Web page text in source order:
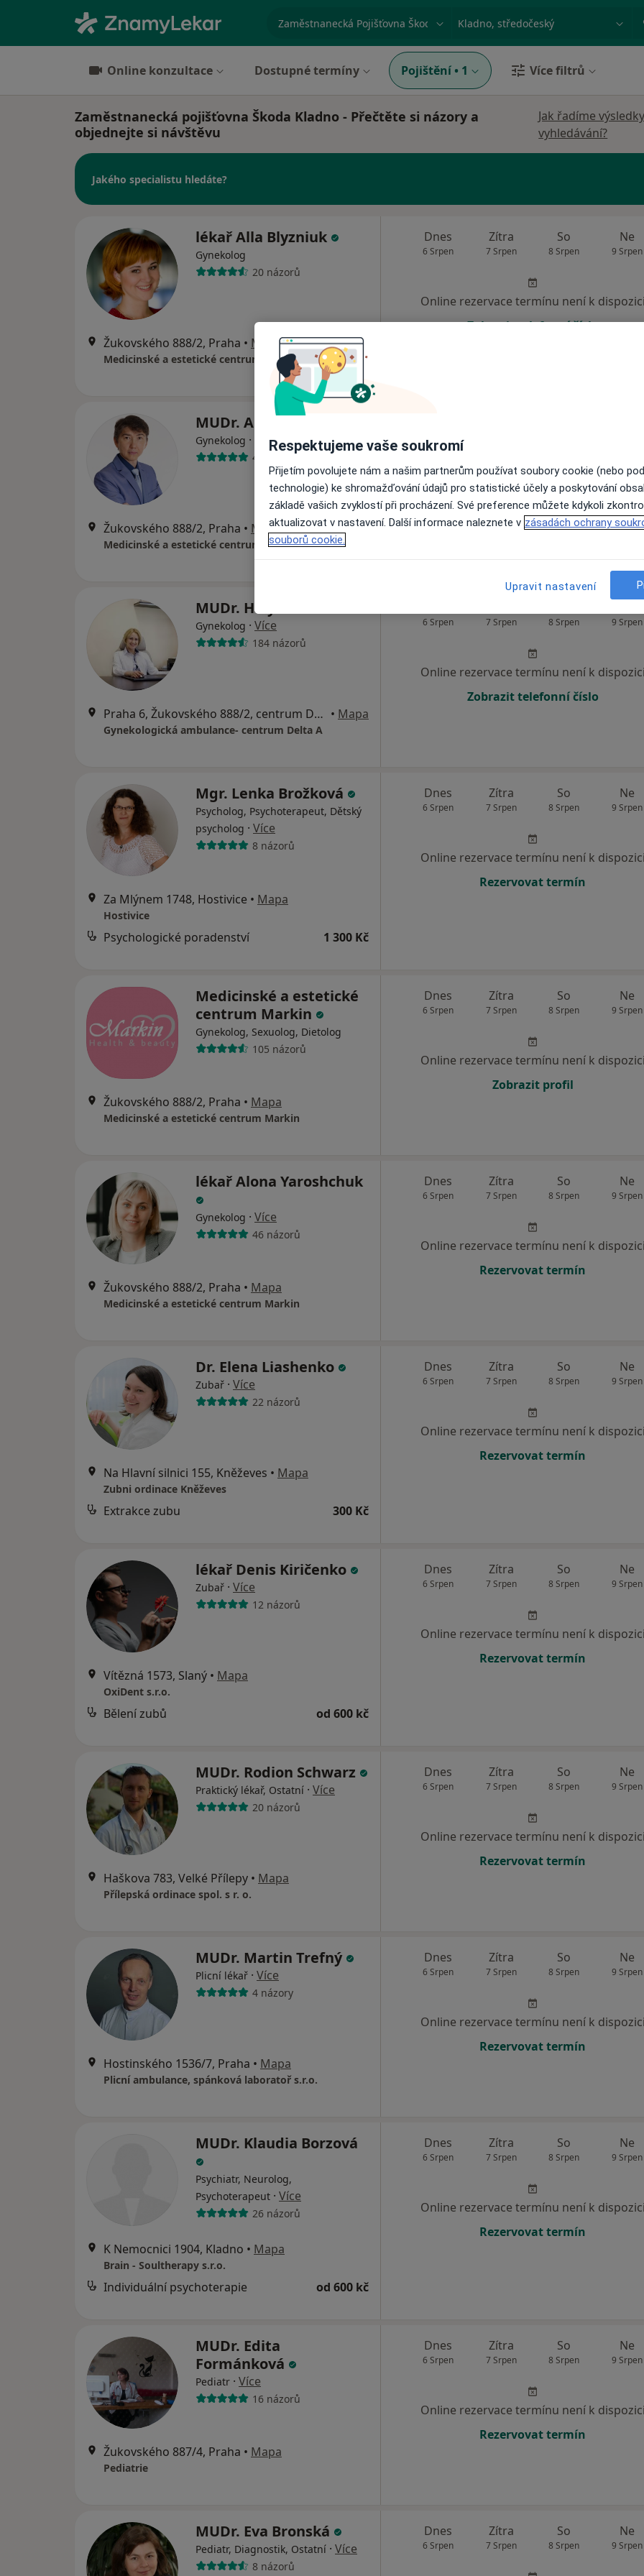
specializace, nemoc nebo příjmení Město nebo region
Online konzultace Dostupné termíny Pojištění • 1 Více filtrů
Zaměstnanecká pojišťovna Škoda Kladno - Přečtěte si názory a
objednejte si návštěvu
Jak řadíme výsledky
vyhledávání?
Jakého specialistu hledáte?
lékař Alla Blyzniuk
Gynekolog
20 názorů
Žukovského 888/2, Praha • Mapa
Medicinské a estetické centrum Markin
Dnes
6 Srpen
Zítra
7 Srpen
So
8 Srpen
Ne
9 Srpen
Online rezervace termínu není k dispozici
Zobrazit telefonní číslo
MUDr. Andrei Kim
Gynekolog · Více
4 názory
Žukovského 888/2, Praha • Mapa
Medicinské a estetické centrum Markin
Online rezervace termínu není k
Zobrazit telefonní číslo
MUDr. Halyna Markin
Gynekolog · Více
184 názorů
Praha 6, Žukovského 888/2, centrum Delta A, 5.patro, Praha • Mapa
Gynekologická ambulance- centrum Delta A
6 Srpen 7 Srpen 8 Srpen 9 Srpen
Online rezervace termínu není k dispozici
Zobrazit telefonní číslo
Mgr. Lenka Brožková
Psycholog, Psychoterapeut, Dětský
psycholog · Více
8 názorů
Za Mlýnem 1748, Hostivice • Mapa
Hostivice
Psychologické poradenství 1 300 Kč
Dnes
6 Srpen
Zítra
7 Srpen
So
8 Srpen
Ne
9 Srpen
Online rezervace termínu není k dispozici
Rezervovat termín
Medicinské a estetické
centrum Markin
Gynekolog, Sexuolog, Dietolog
105 názorů
Žukovského 888/2, Praha • Mapa
Medicinské a estetické centrum Markin
Dnes
6 Srpen
Zítra
7 Srpen
So
8 Srpen
Ne
9 Srpen
Online rezervace termínu není k dispozici
Zobrazit profil
lékař Alona Yaroshchuk
Gynekolog · Více
46 názorů
Žukovského 888/2, Praha • Mapa
Medicinské a estetické centrum Markin
Dnes
6 Srpen
Zítra
7 Srpen
So
8 Srpen
Ne
9 Srpen
Online rezervace termínu není k dispozici
Rezervovat termín
Dr. Elena Liashenko
Zubař · Více
22 názorů
Na Hlavní silnici 155, Kněževes • Mapa
Zubni ordinace Kněževes
Extrakce zubu 300 Kč
Dnes
6 Srpen
Zítra
7 Srpen
So
8 Srpen
Ne
9 Srpen
Online rezervace termínu není k dispozici
Rezervovat termín
lékař Denis Kiričenko
Zubař · Více
12 názorů
Vítězná 1573, Slaný • Mapa
OxiDent s.r.o.
Bělení zubů od 600 kč
Dnes
6 Srpen
Zítra
7 Srpen
So
8 Srpen
Ne
9 Srpen
Online rezervace termínu není k dispozici
Rezervovat termín
MUDr. Rodion Schwarz
Praktický lékař, Ostatní · Více
20 názorů
Haškova 783, Velké Přílepy • Mapa
Přílepská ordinace spol. s r. o.
Dnes
6 Srpen
Zítra
7 Srpen
So
8 Srpen
Ne
9 Srpen
Online rezervace termínu není k dispozici
Rezervovat termín
MUDr. Martin Trefný
Plicní lékař · Více
4 názory
Hostinského 1536/7, Praha • Mapa
Plicní ambulance, spánková laboratoř s.r.o.
Dnes
6 Srpen
Zítra
7 Srpen
So
8 Srpen
Ne
9 Srpen
Online rezervace termínu není k dispozici
Rezervovat termín
MUDr. Klaudia Borzová
Psychiatr, Neurolog,
Psychoterapeut · Více
26 názorů
K Nemocnici 1904, Kladno • Mapa
Brain - Soultherapy s.r.o.
Individuální psychoterapie od 600 kč
Dnes
6 Srpen
Zítra
7 Srpen
So
8 Srpen
Ne
9 Srpen
Online rezervace termínu není k dispozici
Rezervovat termín
MUDr. Edita
Formánková
Pediatr · Více
16 názorů
Žukovského 887/4, Praha • Mapa
Pediatrie
Dnes
6 Srpen
Zítra
7 Srpen
So
8 Srpen
Ne
9 Srpen
Online rezervace termínu není k dispozici
Rezervovat termín
MUDr. Eva Bronská
Pediatr, Diagnostik, Ostatní · Více
8 názorů
Dnes
6 Srpen
Zítra
7 Srpen
So
8 Srpen
Ne
9 Srpen
Respektujeme vaše soukromí
Přijetím povolujete nám a našim partnerům používat soubory cookie (nebo
technologie) ke shromažďování údajů pro statistické účely a poskytování
základě vašich zvyklostí při procházení. Své preference můžete kdykoli
aktualizovat v nastavení. Další informace naleznete v zásadách ochrany
souborů cookie.
Upravit nastavení